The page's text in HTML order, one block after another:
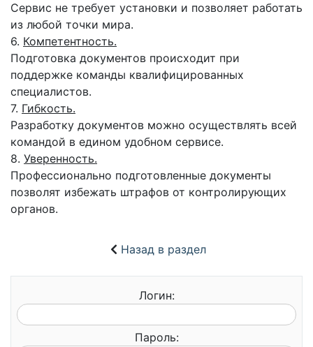
Сервис не требует установки и позволяет работать
из любой точки мира.
6. Компетентность.
Подготовка документов происходит при
поддержке команды квалифицированных
специалистов.
7. Гибкость.
Разработку документов можно осуществлять всей
командой в едином удобном сервисе.
8. Уверенность.
Профессионально подготовленные документы
позволят избежать штрафов от контролирующих
органов.
Назад в раздел
Логин:
Пароль: